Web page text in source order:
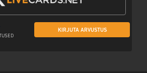
KIRJUTA ARVUSTUS